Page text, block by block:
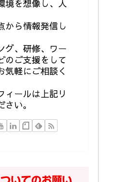
境を想像し、人
から情報発信し
グ、研修、ワー
のご支援をして
気軽にご相談く
ールは上記リ
い。